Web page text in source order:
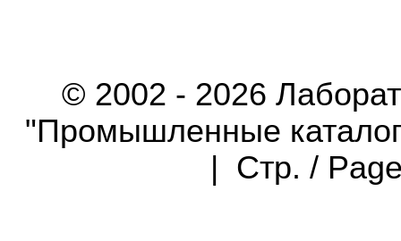
© 2002 - 2026
"Промышленные
| Стр. /